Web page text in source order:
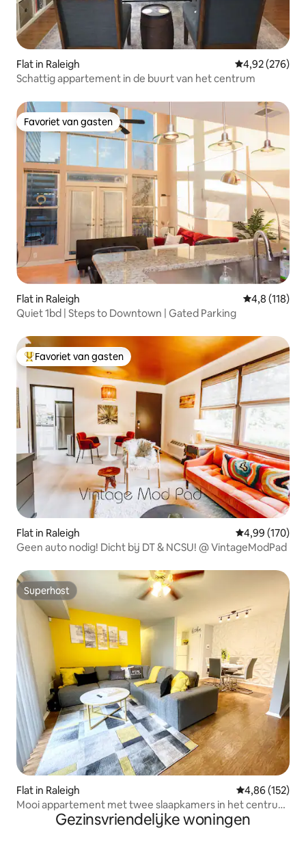
Flat in Raleigh Gemiddelde
4,92 (276)
Schattig appartement in de buurt van het centrum
Favoriet van gasten
Favoriet van gasten
Flat in Raleigh Gemiddelde
4,8 (118)
Quiet 1bd | Steps to Downtown | Gated Parking
Topfavoriet van gasten
Favoriet van gasten
Flat in Raleigh Gemiddelde
4,99 (170)
Geen auto nodig! Dicht bij DT & NCSU! @ VintageModPad
Superhost
Superhost
Flat in Raleigh Gemiddelde
4,86 (152)
Mooi appartement met twee slaapkamers in het centrum
van RaleighGezinsvriendelijke woningen